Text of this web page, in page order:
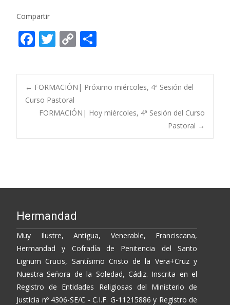
Compartir
F
e
b
o
o
k
T
itt
er
C
p
y
Li
n
k
m
p
ar
ti
r
Post
navigation
← FORMACIÓN| Próximo miércoles, 4ª Sesión del
Curso Pastoral
FORMACIÓN| Hoy miércoles, 4ª Sesión del Curso
Pastoral →
Hermandad
Muy Ilustre, Antigua, Venerable, Franciscana,
Hermandad y Cofradía de Penitencia del Santo
Lignum Crucis, Santísimo Cristo de la Vera+Cruz y
Nuestra Señora de la Soledad, Cádiz. Inscrita en el
Registro de Entidades Religiosas del Ministerio de
Justicia nº 4306-SE/C - C.I.F. G-11215886 y Registro de